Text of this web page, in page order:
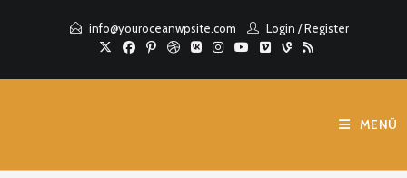
info@youroceanwpsite.com Login /Register
MENÜ